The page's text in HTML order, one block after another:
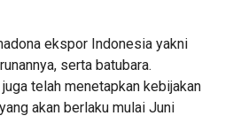
ekspor Indonesia yakni
serta batubara.
telah menetapkan kebijakan
akan berlaku mulai Juni